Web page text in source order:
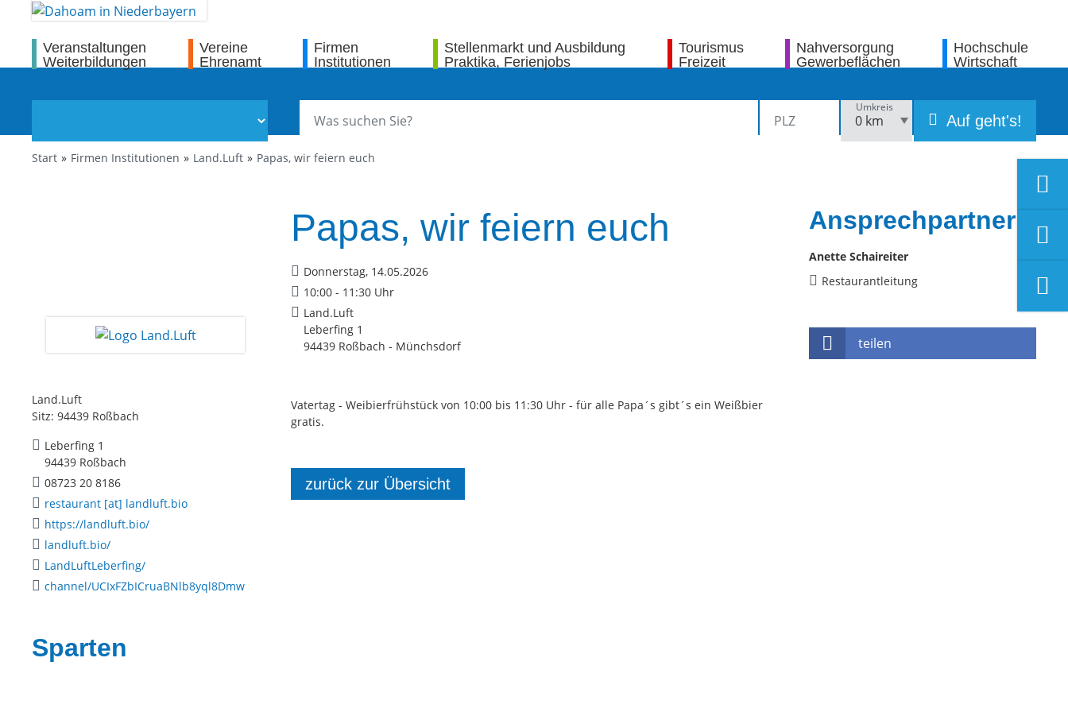
Veranstaltungen
Weiterbildungen
Vereine
Ehrenamt
Firmen
Institutionen
Stellenmarkt und Ausbildung
Praktika, Ferienjobs
Tourismus
Freizeit
Nahversorgung
Gewerbeflächen
Hochschule
Wirtschaft
Umkreis
Auf geht's!
Start Firmen Institutionen Land.Luft Papas, wir feiern euch
Land.Luft
Sitz: 94439 Roßbach
Leberfing 1
94439 Roßbach
08723 20 8186
restaurant [at] landluft.bio
https://landluft.bio/
landluft.bio/
LandLuftLeberfing/
channel/UCIxFZbICruaBNlb8yql8Dmw
Sparten
Papas, wir feiern euch
Donnerstag, 14.05.2026
10:00 - 11:30 Uhr
Land.Luft
Leberfing 1
94439 Roßbach - Münchsdorf
Vatertag - Weibierfrühstück von 10:00 bis 11:30 Uhr - für alle Papa´s gibt´s ein Weißbier
gratis.
zurück zur Übersicht
Ansprechpartner
Anette Schaireiter
Restaurantleitung
teilen